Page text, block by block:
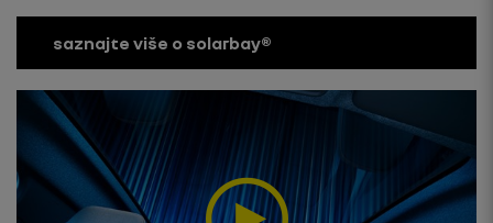
saznajte više o solarbay®